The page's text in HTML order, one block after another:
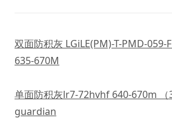
双面防积灰 LGiLE(PM)-T-PMD-059-
635-670M
单面防积灰lr7-72hvhf 640-670m
guardian